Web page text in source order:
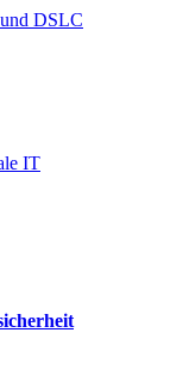
DSLC
IT